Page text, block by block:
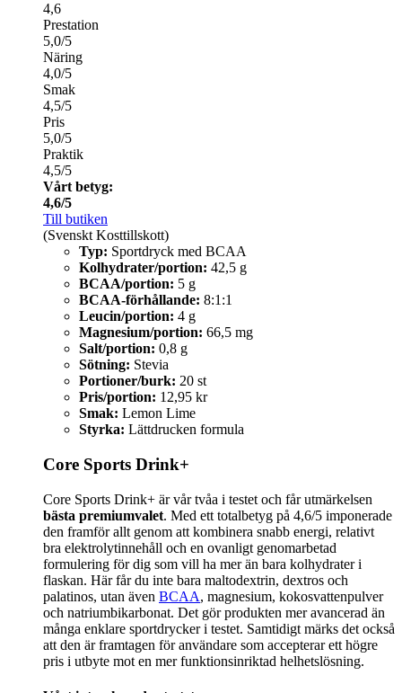
4,6
Prestation
5,0/5
Näring
4,0/5
Smak
4,5/5
Pris
5,0/5
Praktik
4,5/5
Vårt betyg:
4,6/5
Till butiken
(Svenskt Kosttillskott)
Typ: Sportdryck med BCAA
Kolhydrater/portion: 42,5 g
BCAA/portion: 5 g
BCAA-förhållande: 8:1:1
Leucin/portion: 4 g
Magnesium/portion: 66,5 mg
Salt/portion: 0,8 g
Sötning: Stevia
Portioner/burk: 20 st
Pris/portion: 12,95 kr
Smak: Lemon Lime
Styrka: Lättdrucken formula
Core Sports Drink+
Core Sports Drink+ är vår tvåa i testet och får utmärkelsen
bästa premiumvalet. Med ett totalbetyg på 4,6/5 imponerade
den framför allt genom att kombinera snabb energi, relativt
bra elektrolytinnehåll och en ovanligt genomarbetad
formulering för dig som vill ha mer än bara kolhydrater i
flaskan. Här får du inte bara maltodextrin, dextros och
palatinos, utan även BCAA, magnesium, kokosvattenpulver
och natriumbikarbonat. Det gör produkten mer avancerad än
många enklare sportdrycker i testet. Samtidigt märks det också
att den är framtagen för användare som accepterar ett högre
pris i utbyte mot en mer funktionsinriktad helhetslösning.